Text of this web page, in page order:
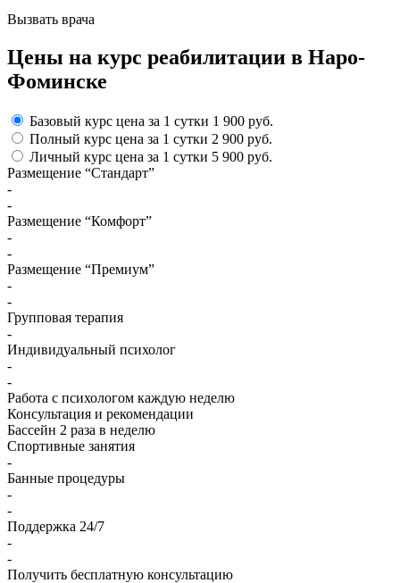
Вызвать врача
Цены на курс реабилитации в Наро-
Фоминске
Базовый курс цена за 1 сутки 1 900 руб.
Полный курс цена за 1 сутки 2 900 руб.
Личный курс цена за 1 сутки 5 900 руб.
Размещение “Стандарт”
-
-
Размещение “Комфорт”
-
-
Размещение “Премиум”
-
-
Групповая терапия
-
Индивидуальный психолог
-
-
Работа с психологом каждую неделю
Консультация и рекомендации
Бассейн 2 раза в неделю
Спортивные занятия
-
Банные процедуры
-
-
Поддержка 24/7
-
-
Получить бесплатную консультацию